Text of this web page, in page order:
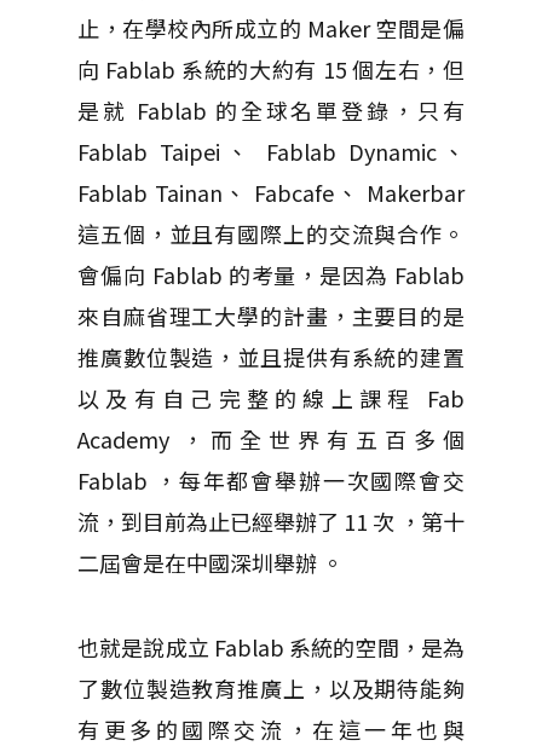
止，在學校內所成立的 Maker 空間是偏
向 Fablab 系統的大約有 15 個左右，但
是就 Fablab 的全球名單登錄，只有
Fablab Taipei、 Fablab Dynamic、
Fablab Tainan、 Fabcafe、 Makerbar
這五個，並且有國際上的交流與合作。
會偏向 Fablab 的考量，是因為 Fablab
來自麻省理工大學的計畫，主要目的是
推廣數位製造，並且提供有系統的建置
以及有自己完整的線上課程 Fab
Academy ，而全世界有五百多個
Fablab ，每年都會舉辦一次國際會交
流，到目前為止已經舉辦了 11 次 ，第十
二屆會是在中國深圳舉辦 。
也就是說成立 Fablab 系統的空間，是為
了數位製造教育推廣上，以及期待能夠
有更多的國際交流，在這一年也與